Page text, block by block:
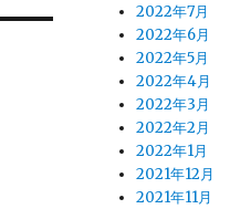
2022年7月
2022年6月
2022年5月
2022年4月
2022年3月
2022年2月
2022年1月
2021年12月
2021年11月